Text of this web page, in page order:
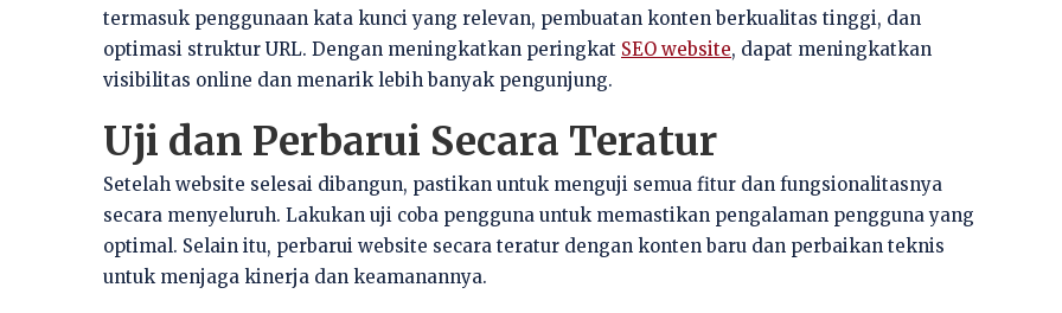
termasuk penggunaan kata kunci yang relevan, pembuatan konten berkualitas tinggi, dan
optimasi struktur URL. Dengan meningkatkan peringkat SEO website, dapat meningkatkan
visibilitas online dan menarik lebih banyak pengunjung.
Uji dan Perbarui Secara Teratur
Setelah website selesai dibangun, pastikan untuk menguji semua fitur dan fungsionalitasnya
secara menyeluruh. Lakukan uji coba pengguna untuk memastikan pengalaman pengguna yang
optimal. Selain itu, perbarui website secara teratur dengan konten baru dan perbaikan teknis
untuk menjaga kinerja dan keamanannya.